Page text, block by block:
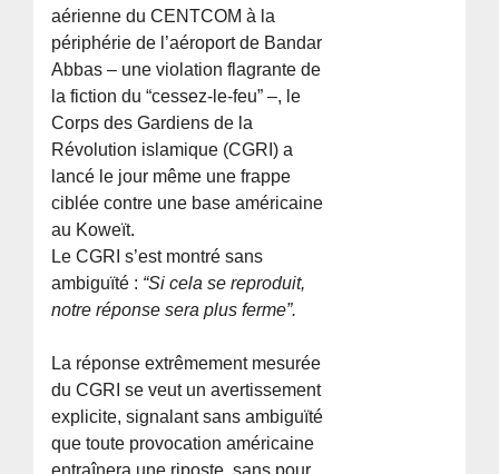
aérienne du CENTCOM à la
périphérie de l’aéroport de Bandar
Abbas – une violation flagrante de
la fiction du “cessez-le-feu” –, le
Corps des Gardiens de la
Révolution islamique (CGRI) a
lancé le jour même une frappe
ciblée contre une base américaine
au Koweït.
Le CGRI s’est montré sans
ambiguïté : “Si cela se reproduit,
notre réponse sera plus ferme”.
La réponse extrêmement mesurée
du CGRI se veut un avertissement
explicite, signalant sans ambiguïté
que toute provocation américaine
entraînera une riposte, sans pour